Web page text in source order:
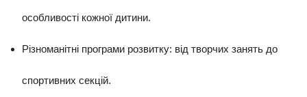
особливості кожної дитини.
Різноманітні програми розвитку: від творчих занять до
спортивних секцій.